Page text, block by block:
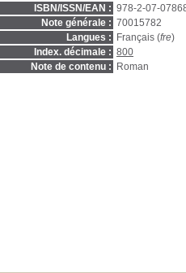
ISBN/ISSN/EAN : 978-2-07-
Note générale : 70015782
Langues :
Français (fre)
Index. décimale : 800
Note de contenu :
Roman